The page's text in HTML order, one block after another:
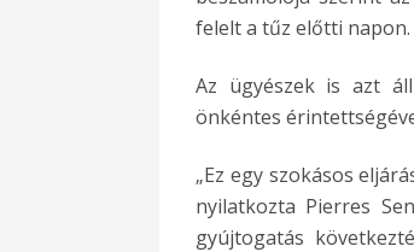
felelt a tűz előtti
Az ügyészek is azt
önkéntes
„Ez egy szokásos
nyilatkozta Pierres
gyújtogatás